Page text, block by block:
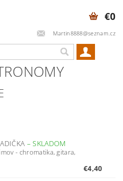
Martin8888@seznam.cz
€0
–SKLADOM
- chromatika, gitara,
€4,40